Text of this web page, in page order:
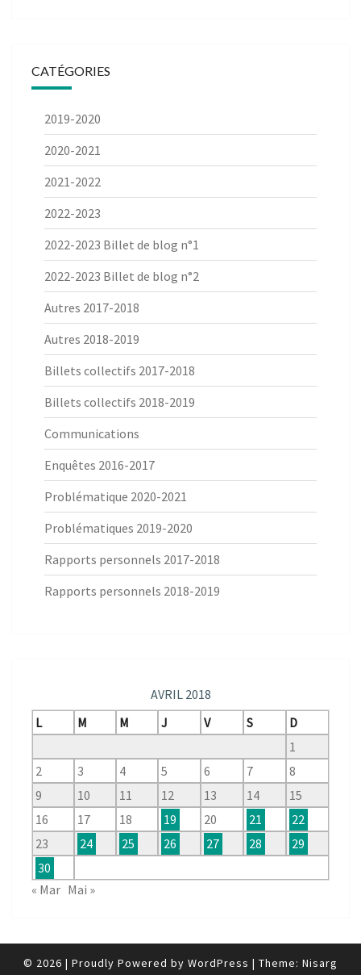
CATÉGORIES
2019-2020
2020-2021
2021-2022
2022-2023
2022-2023 Billet de blog n°1
2022-2023 Billet de blog n°2
Autres 2017-2018
Autres 2018-2019
Billets collectifs 2017-2018
Billets collectifs 2018-2019
Communications
Enquêtes 2016-2017
Problématique 2020-2021
Problématiques 2019-2020
Rapports personnels 2017-2018
Rapports personnels 2018-2019
AVRIL 2018
L
M M J V S
D
1
2
3 4 5 6 7
8
9
10 11 12 13 14
15
16
17 18 19 20 21
22
23
24 25 26 27 28
29
30
« Mar Mai »
© 2026 | Proudly Powered by WordPress | Theme: Nisarg